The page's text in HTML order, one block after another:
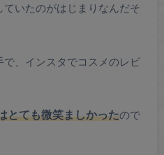
いたのがはじまりなんだそ
、インスタでコスメのレビ
とても微笑ましかったので